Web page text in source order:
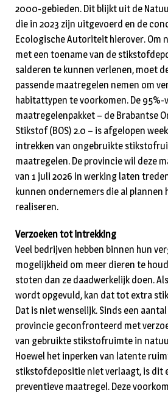
2000-gebieden. Dit blijkt uit de
die in 2023 zijn uitgevoerd en de
Ecologische Autoriteit hierover. Om
met een toename van de
salderen te kunnen verlenen, moet
passende maatregelen nemen om
habitattypen te voorkomen. De 95%-
maatregelenpakket – de Brabantse
Stikstof (BOS) 2.0 – is afgelopen
intrekken van ongebruikte
maatregelen. De provincie wil deze
van 1 juli 2026 in werking laten
kunnen ondernemers die al plannen
realiseren.
Verzoeken tot intrekking
Veel bedrijven hebben binnen hun
mogelijkheid om meer dieren te
stoten dan ze daadwerkelijk doen.
wordt opgevuld, kan dat tot extra
Dat is niet wenselijk. Sinds een
provincie geconfronteerd met
van gebruikte stikstofruimte in
Hoewel het inperken van latente
stikstofdepositie niet verlaagt, is dit
preventieve maatregel. Deze